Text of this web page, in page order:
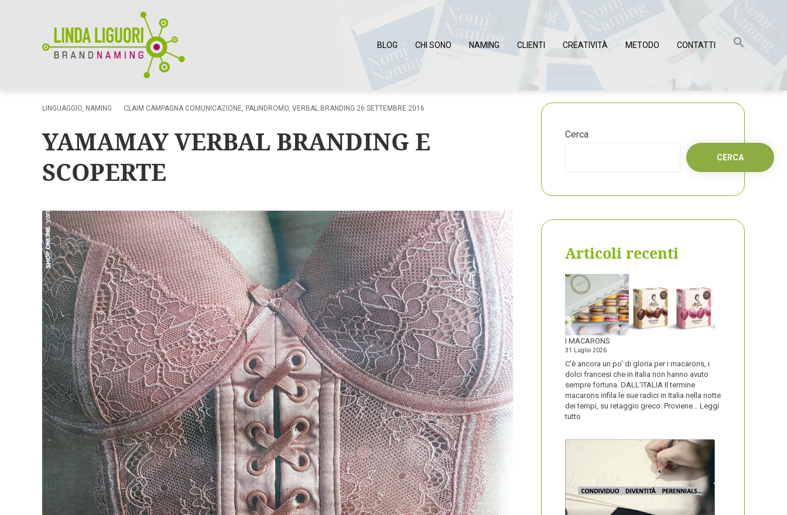
BLOG CHI SONO NAMING CLIENTI CREATIVITÀ METODO CONTATTI
LINGUAGGIO, NAMING CLAIM CAMPAGNA COMUNICAZIONE, PALINDROMO, VERBAL BRANDING 26 SETTEMBRE 2016
YAMAMAY VERBAL BRANDING E
SCOPERTE
Cerca
CERCA
Articoli recenti
I MACARONS
31 Luglio 2026
C’è ancora un po’ di gloria per i macarons, i
dolci francesi che in Italia non hanno avuto
sempre fortuna. DALL’ITALIA Il termine
macarons infila le sue radici in Italia nella notte
dei tempi, su retaggio greco. Proviene… Leggi
tutto